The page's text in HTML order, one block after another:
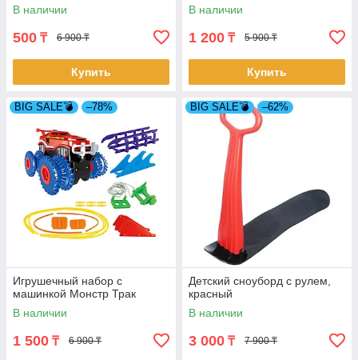
В наличии
500 ₸ 6 900 ₸
Купить
В наличии
1 200 ₸ 5 900 ₸
Купить
BIG SALE💣 –78%
Игрушечный набор с
машинкой Монстр Трак
В наличии
1 500 ₸ 6 900 ₸
BIG SALE💣 –62%
Детский сноуборд с рулем,
красный
В наличии
3 000 ₸ 7 900 ₸